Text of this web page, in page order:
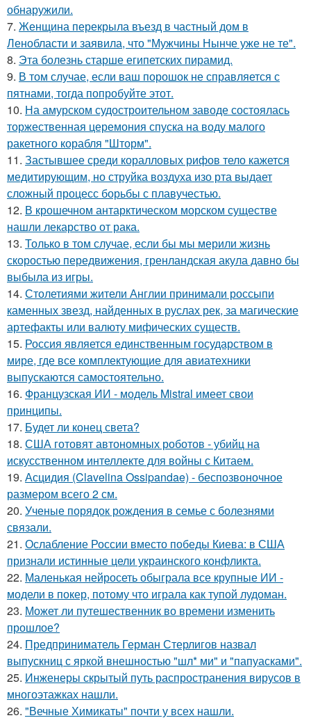
обнаружили.
7. Женщина перекрыла въезд в частный дом в
Ленобласти и заявила, что "Мужчины Нынче уже не те".
8. Эта болезнь старше египетских пирамид.
9. В том случае, если ваш порошок не справляется с
пятнами, тогда попробуйте этот.
10. На амурском судостроительном заводе состоялась
торжественная церемония спуска на воду малого
ракетного корабля "Шторм".
11. Застывшее среди коралловых рифов тело кажется
медитирующим, но струйка воздуха изо рта выдает
сложный процесс борьбы с плавучестью.
12. В крошечном антарктическом морском существе
нашли лекарство от рака.
13. Только в том случае, если бы мы мерили жизнь
скоростью передвижения, гренландская акула давно бы
выбыла из игры.
14. Столетиями жители Англии принимали россыпи
каменных звезд, найденных в руслах рек, за магические
артефакты или валюту мифических существ.
15. Россия является единственным государством в
мире, где все комплектующие для авиатехники
выпускаются самостоятельно.
16. Французская ИИ - модель Mistral имеет свои
принципы.
17. Будет ли конец света?
18. США готовят автономных роботов - убийц на
искусственном интеллекте для войны с Китаем.
19. Асцидия (Clavelina Ossipandae) - беспозвоночное
размером всего 2 см.
20. Ученые порядок рождения в семье с болезнями
связали.
21. Ослабление России вместо победы Киева: в США
признали истинные цели украинского конфликта.
22. Маленькая нейросеть обыграла все крупные ИИ -
модели в покер, потому что играла как тупой лудоман.
23. Может ли путешественник во времени изменить
прошлое?
24. Предприниматель Герман Стерлигов назвал
выпускниц с яркой внешностью "шл* ми" и "папуасками".
25. Инженеры скрытый путь распространения вирусов в
многоэтажках нашли.
26. "Вечные Химикаты" почти у всех нашли.